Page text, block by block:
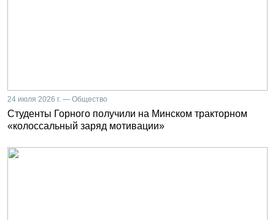
24 июля 2026 г. — Общество
Студенты Горного получили на Минском тракторном
«колоссальный заряд мотивации»